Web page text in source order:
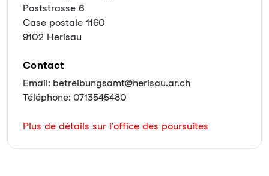
Poststrasse 6
Case postale 1160
9102 Herisau
Contact
Email: betreibungsamt@herisau.ar.ch
Téléphone: 0713545480
Plus de détails sur l'office des poursuites